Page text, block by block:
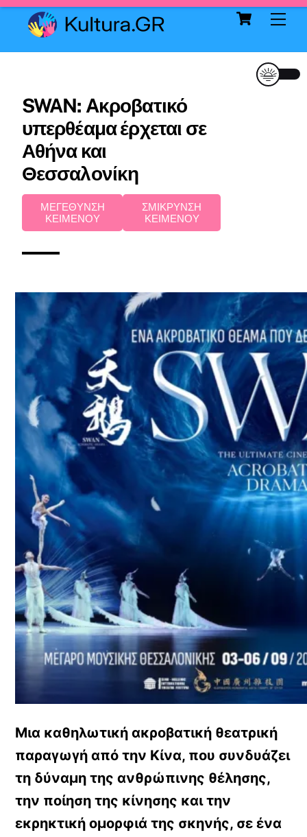
Skip
content
Cart
SWAN: Aκροβατικό
υπερθέαμα έρχεται σε
Αθήνα και
Θεσσαλονίκη
ΜΕΓΕΘΥΝΣΗ
ΚΕΙΜΕΝΟΥ
ΣΜΙΚΡΥΝΣΗ
ΚΕΙΜΕΝΟΥ
Μια καθηλωτική ακροβατική θεατρική
παραγωγή από την Κίνα, που συνδυάζει
τη δύναμη της ανθρώπινης θέλησης,
την ποίηση της κίνησης και την
εκρηκτική ομορφιά της σκηνής, σε ένα